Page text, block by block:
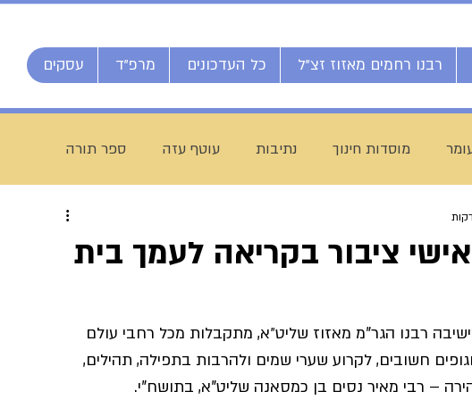
רבנו רחמים מאזוז זצ"ל כל העדכונים מרפ"ד עסקים
מוסדות חינוך נתיבות עוטף עזה ספר תורה
הרב אליהו ענקרי
הרב מצליח חי מאזוז רשת הכוללים "רצופות" ישיבת כסא רחמים
ציבור בקריאה לעמך בית
רבנו הגר"מ מאזוז שליט״א, מתקבלות מכל רחבי עולם
חשובים, לקרוע שערי שמים ולהרבות בתפילה, תהילים,
– רבי מאיר נסים בן כמסאנה שליט"א, בתושח"י.